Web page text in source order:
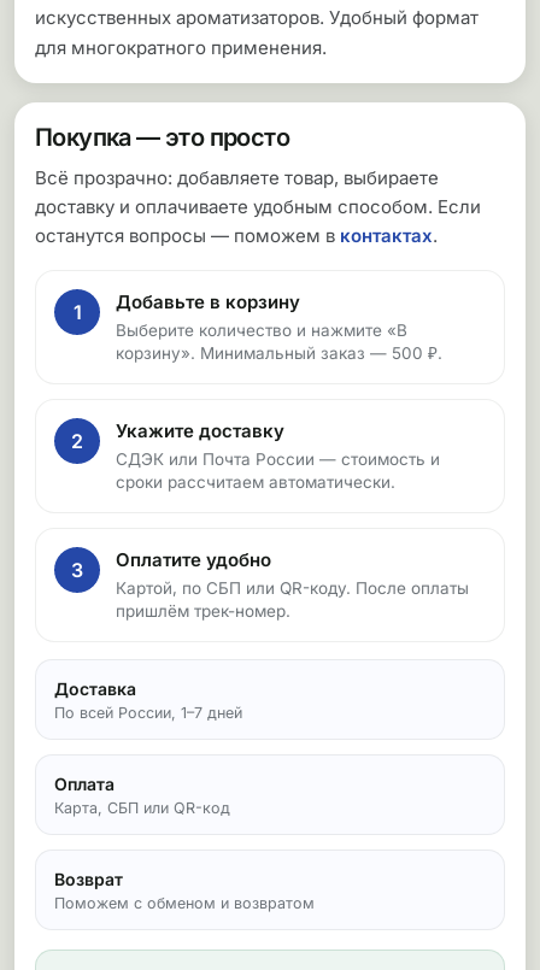
искусственных ароматизаторов. Удобный формат
для многократного применения.
Покупка — это просто
Всё прозрачно: добавляете товар, выбираете
доставку и оплачиваете удобным способом. Если
останутся вопросы — поможем в контактах.
1 Добавьте в корзину
Выберите количество и нажмите «В
корзину». Минимальный заказ — 500 ₽.
2 Укажите доставку
СДЭК или Почта России — стоимость и
сроки рассчитаем автоматически.
3 Оплатите удобно
Картой, по СБП или QR-коду. После оплаты
пришлём трек-номер.
Доставка
По всей России, 1–7 дней
Оплата
Карта, СБП или QR-код
Возврат
Поможем с обменом и возвратом